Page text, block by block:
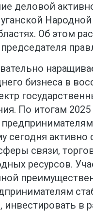
деловой
Об этом
бизнеса в
По итогам
сегодня активно
связи,
ресурсов.
инвестировать в